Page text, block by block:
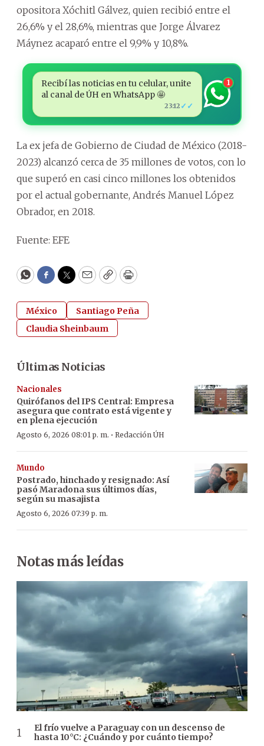
opositora Xóchitl Gálvez, quien recibió entre el
26,6% y el 28,6%, mientras que Jorge Álvarez
Máynez acaparó entre el 9,9% y 10,8%.
Recibí las noticias en tu celular, unite
al canal de ÚH en WhatsApp 🤩
23:12 ✓✓
1
La ex jefa de Gobierno de Ciudad de México (2018-
2023) alcanzó cerca de 35 millones de votos, con lo
que superó en casi cinco millones los obtenidos
por el actual gobernante, Andrés Manuel López
Obrador, en 2018.
Fuente: EFE
WhatsApp
Facebook
Twitter
EmailCopyPrint
México
Santiago Peña
Claudia Sheinbaum
Últimas Noticias
Nacionales
Quirófanos del IPS Central: Empresa
asegura que contrato está vigente y
en plena ejecución
Agosto 6, 2026 08:01 p. m. · Redacción ÚH
Mundo
Postrado, hinchado y resignado: Así
pasó Maradona sus últimos días,
según su masajista
Agosto 6, 2026 07:39 p. m.
Notas más leídas
El frío vuelve a Paraguay con un descenso de
hasta 10°C: ¿Cuándo y por cuánto tiempo?